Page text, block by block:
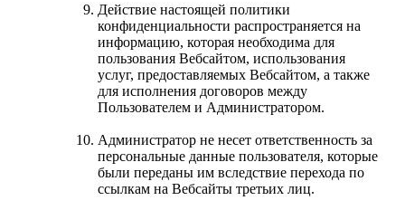
Действие настоящей политики
конфиденциальности распространяется на
информацию, которая необходима для
пользования Вебсайтом, использования
услуг, предоставляемых Вебсайтом, а также
для исполнения договоров между
Пользователем и Администратором.
Администратор не несет ответственность за
персональные данные пользователя, которые
были переданы им вследствие перехода по
ссылкам на Вебсайты третьих лиц.